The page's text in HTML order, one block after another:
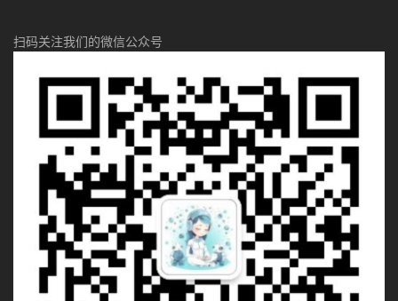
扫码关注我们的微信公众号